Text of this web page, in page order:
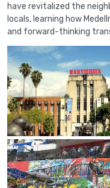
have revitalized the
locals, learning how
and forward-thinking